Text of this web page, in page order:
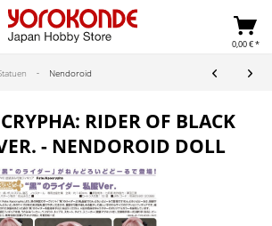
0,00 € *
Nendoroid
RIDER OF BLACK
- NENDOROID DOLL